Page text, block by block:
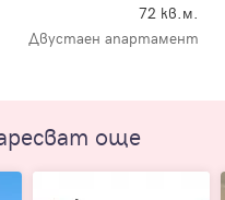
72 кв.м.
Двустаен апартамент
още